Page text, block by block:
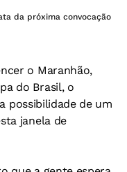
da próxima convocação
o Maranhão,
do Brasil, o
possibilidade de um
janela de